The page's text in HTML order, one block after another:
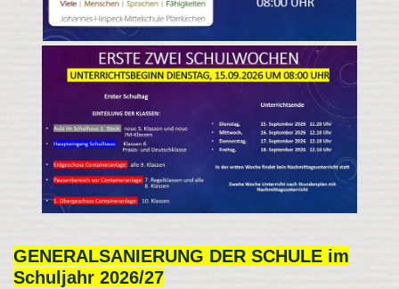
GENERALSANIERUNG DER SCHULE im
Schuljahr 2026/27